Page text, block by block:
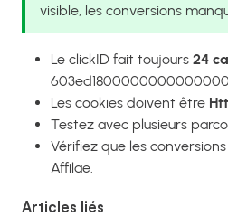
visible, les conversions
Le clickID fait toujours 24
Les cookies doivent être
Testez avec plusieurs
Vérifiez que les
Affilae.
Articles liés